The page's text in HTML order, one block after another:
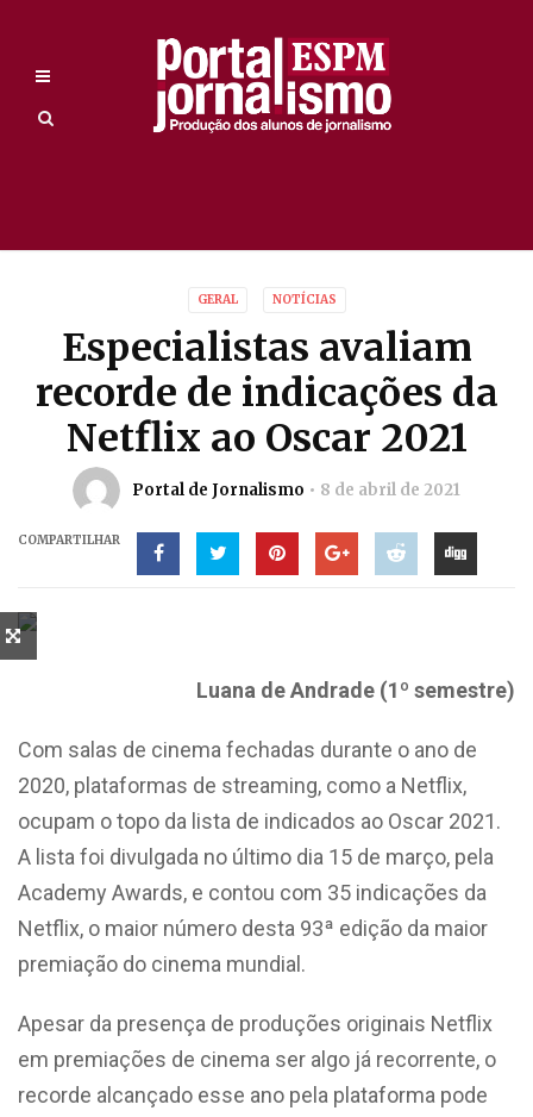
GERAL NOTÍCIAS
Especialistas avaliam
recorde de indicações da
Netflix ao Oscar 2021
Portal de Jornalismo 8 de abril de 2021
COMPARTILHAR
Luana de Andrade (1º semestre)
Com salas de cinema fechadas durante o ano de
2020, plataformas de streaming, como a Netflix,
ocupam o topo da lista de indicados ao Oscar 2021.
A lista foi divulgada no último dia 15 de março, pela
Academy Awards, e contou com 35 indicações da
Netflix, o maior número desta 93ª edição da maior
premiação do cinema mundial.
Apesar da presença de produções originais Netflix
em premiações de cinema ser algo já recorrente, o
recorde alcançado esse ano pela plataforma pode